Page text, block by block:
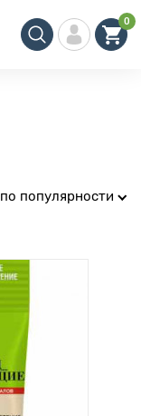
0
по популярности